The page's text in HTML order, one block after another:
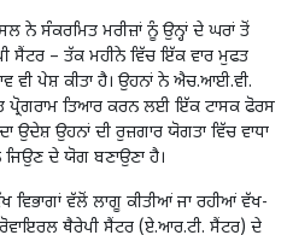
ਨੇ ਸੰਕਰਮਿਤ ਮਰੀਜ਼ਾਂ ਨੂੰ ਉਨ੍ਹਾਂ ਦੇ ਘਰਾਂ ਤੋਂ
ਸੈਂਟਰ – ਤੱਕ ਮਹੀਨੇ ਵਿੱਚ ਇੱਕ ਵਾਰ ਮੁਫਤ
ਵੀ ਪੇਸ਼ ਕੀਤਾ ਹੈ। ਉਹਨਾਂ ਨੇ ਐਚ.ਆਈ.ਵੀ.
ਤਿਆਰ ਕਰਨ ਲਈ ਇੱਕ ਟਾਸਕ ਫੋਰਸ
ਉਦੇਸ਼ ਉਹਨਾਂ ਦੀ ਰੁਜ਼ਗਾਰ ਯੋਗਤਾ ਵਿੱਚ ਵਾਧਾ
ਦੇ ਯੋਗ ਬਣਾਉਣਾ ਹੈ।
ਵਿਭਾਗਾਂ ਵੱਲੋਂ ਲਾਗੂ ਕੀਤੀਆਂ ਜਾ ਰਹੀਆਂ ਵੱਖ-
ਥੈਰੇਪੀ ਸੈਂਟਰ (ਏ.ਆਰ.ਟੀ. ਸੈਂਟਰ) ਦੇ